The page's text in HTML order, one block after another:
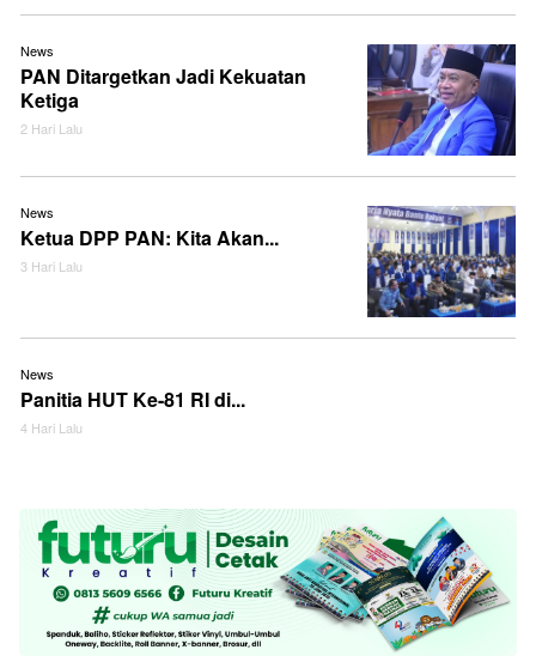
News
PAN Ditargetkan Jadi Kekuatan
Ketiga
2 Hari Lalu
News
Ketua DPP PAN: Kita Akan...
3 Hari Lalu
News
Panitia HUT Ke-81 RI di...
4 Hari Lalu